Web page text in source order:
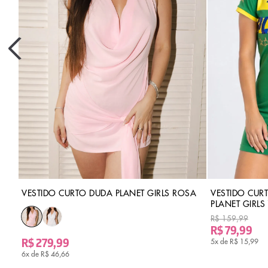
VESTIDO CURTO DUDA PLANET GIRLS ROSA
R$ 279,99
6x de R$ 46,66
VESTIDO
PLANET
R$ 159,99
R$ 79,99
5x de R$ 15,99